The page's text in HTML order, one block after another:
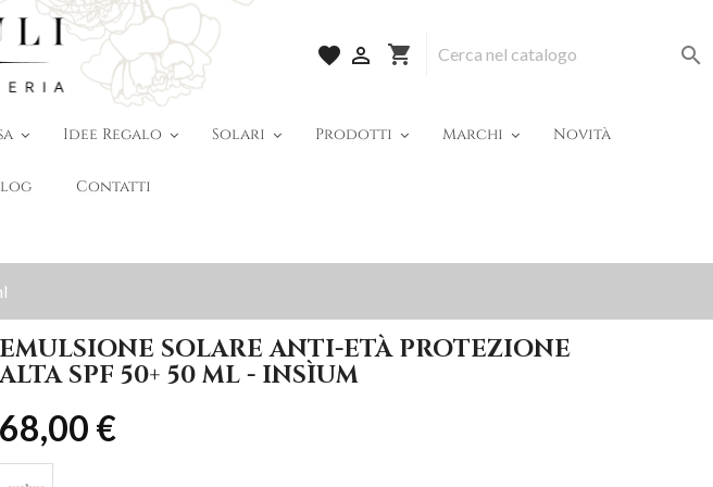
favorite  shopping_cart 
Idee Regalo Solari Prodotti Marchi Novità
Contatti
EMULSIONE SOLARE ANTI-ETÀ PROTEZIONE
ALTA SPF 50+ 50 ML - INSÌUM
68,00 €